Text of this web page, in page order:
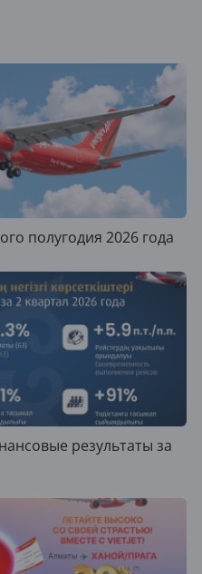
полугодия 2026 года
результаты за